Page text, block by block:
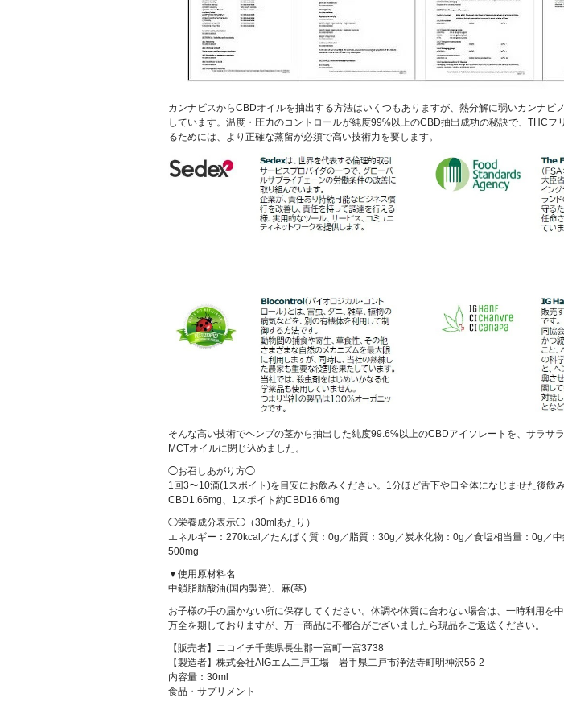
カンナビスからCBDオイルを抽出する方法はいくつもありますが、熱分解に弱いカンナビ
しています。温度・圧力のコントロールが純度99%以上のCBD抽出成功の秘訣で、THCフ
るためには、より正確な蒸留が必須で高い技術力を要します。
そんな高い技術でヘンプの茎から抽出した純度99.6%以上のCBDアイソレートを、サラサ
MCTオイルに閉じ込めました。
◯お召しあがり方◯
1回3〜10滴(1スポイト)を目安にお飲みください。1分ほど舌下や口全体になじませた後飲
CBD1.66mg、1スポイト約CBD16.6mg
◯栄養成分表示◯（30mlあたり）
エネルギー：270kcal／たんぱく質：0g／脂質：30g／炭水化物：0g／食塩相当量：0g／中
500mg
▼使用原材料名
中鎖脂肪酸油(国内製造)、麻(茎)
お子様の手の届かない所に保存してください。体調や体質に合わない場合は、一時利用を
万全を期しておりますが、万一商品に不都合がございましたら現品をご返送ください。
【販売者】ニコイチ千葉県長生郡一宮町一宮3738
【製造者】株式会社AIGエム二戸工場 岩手県二戸市浄法寺町明神沢56-2
内容量：30ml
食品・サプリメント